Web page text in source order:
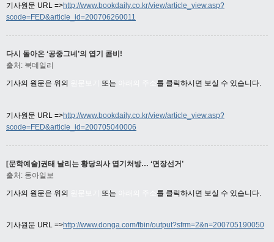
기사원문 URL =>http://www.bookdaily.co.kr/view/article_view.asp?
scode=FED&article_id=200706260011
다시 돌아온 ‘공중그네’의 엽기 콤비!
출처: 북데일리
기사의 원문은 위의 또는 를 클릭하시면 보실 수 있습니다.
기사원문 URL =>http://www.bookdaily.co.kr/view/article_view.asp?
scode=FED&article_id=200705040006
[문학예술]권태 날리는 황당의사 엽기처방… ‘면장선거’
출처: 동아일보
기사의 원문은 위의 또는 를 클릭하시면 보실 수 있습니다.
기사원문 URL =>http://www.donga.com/fbin/output?sfrm=2&n=200705190050